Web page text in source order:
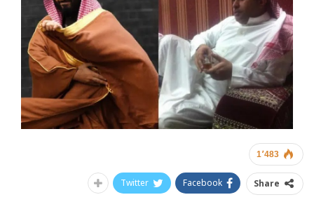
1٬483
Share
Facebook
Twitter